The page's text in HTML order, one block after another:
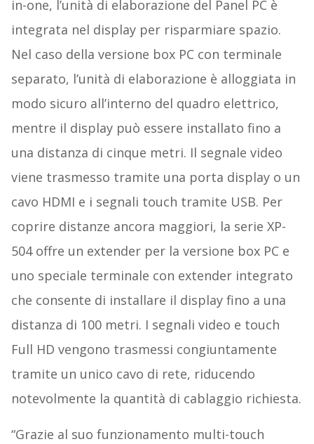
in-one, l’unità di elaborazione del Panel PC è
integrata nel display per risparmiare spazio.
Nel caso della versione box PC con terminale
separato, l’unità di elaborazione è alloggiata in
modo sicuro all’interno del quadro elettrico,
mentre il display può essere installato fino a
una distanza di cinque metri. Il segnale video
viene trasmesso tramite una porta display o un
cavo HDMI e i segnali touch tramite USB. Per
coprire distanze ancora maggiori, la serie XP-
504 offre un extender per la versione box PC e
uno speciale terminale con extender integrato
che consente di installare il display fino a una
distanza di 100 metri. I segnali video e touch
Full HD vengono trasmessi congiuntamente
tramite un unico cavo di rete, riducendo
notevolmente la quantità di cablaggio richiesta.
“Grazie al suo funzionamento multi-touch